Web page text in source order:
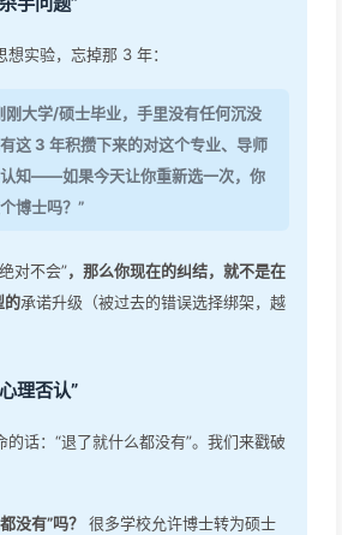
实验，忘掉那 3 年：
刚大学/硕士毕业，手里没有任何沉没
这 3 年积攒下来的对这个专业、导师
知——如果今天让你重新选一次，你
博士吗？”
对不会”，那么你现在的纠结，就不是在
的承诺升级（被过去的错误选择绑架，越
理否认”
的话：“退了就什么都没有”。我们来戳破
没有”吗？
很多学校允许博士转为硕士